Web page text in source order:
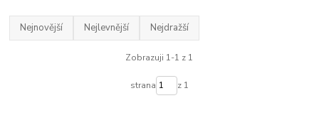
Nejnovější Nejlevnější Nejdražší
Zobrazuji 1-1 z 1
strana z 1